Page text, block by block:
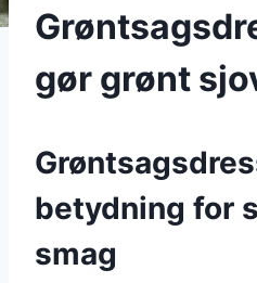
gør grønt
betydning for
smag